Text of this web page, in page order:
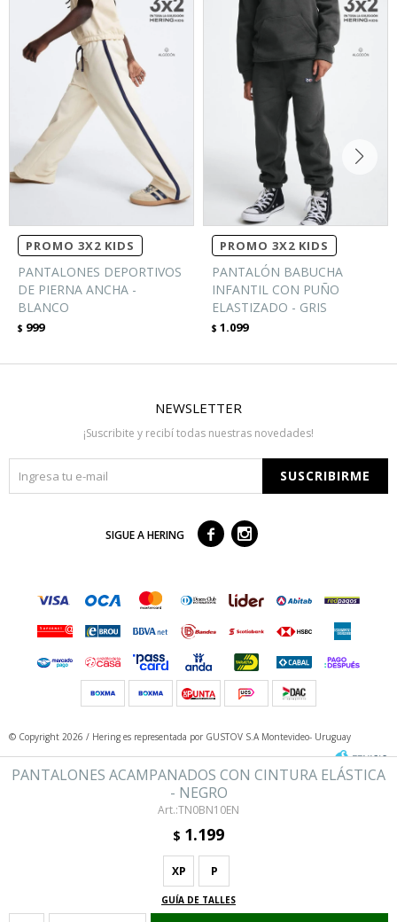
PANTALONES ACAMPANADOS CON CINTURA ELÁSTICA
- NEGRO
TN0BN10EN
$ 1.199
XP P
GUÍA DE TALLES
PROMO 3X2 KIDS
PANTALONES DEPORTIVOS
DE PIERNA ANCHA -
BLANCO
$ 999
PROMO 3X2 KIDS
PANTALÓN BABUCHA
INFANTIL CON PUÑO
ELASTIZADO - GRIS
$ 1.099
NEWSLETTER
¡Suscribite y recibí todas nuestras novedades!
SUSCRIBIRME
SIGUE A HERING  
© Copyright 2026 / Hering es representada por GUSTOV S.A Montevideo- Uruguay